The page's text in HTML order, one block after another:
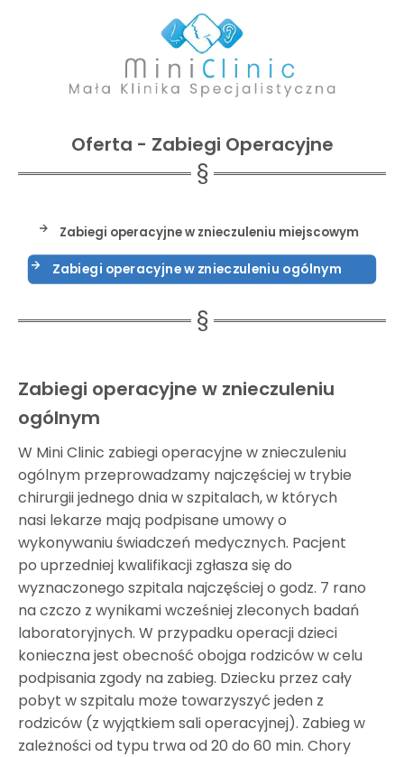
Oferta - Zabiegi Operacyjne
Zabiegi operacyjne w znieczuleniu miejscowym
Zabiegi operacyjne w znieczuleniu ogólnym
Zabiegi operacyjne w znieczuleniu
ogólnym
W Mini Clinic zabiegi operacyjne w znieczuleniu
ogólnym przeprowadzamy najczęściej w trybie
chirurgii jednego dnia w szpitalach, w których
nasi lekarze mają podpisane umowy o
wykonywaniu świadczeń medycznych. Pacjent
po uprzedniej kwalifikacji zgłasza się do
wyznaczonego szpitala najczęściej o godz. 7 rano
na czczo z wynikami wcześniej zleconych badań
laboratoryjnych. W przypadku operacji dzieci
konieczna jest obecność obojga rodziców w celu
podpisania zgody na zabieg. Dziecku przez cały
pobyt w szpitalu może towarzyszyć jeden z
rodziców (z wyjątkiem sali operacyjnej). Zabieg w
zależności od typu trwa od 20 do 60 min. Chory